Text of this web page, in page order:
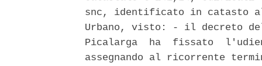
snc, identificato in catasto al
Urbano, visto: - il decreto
Picalarga  ha  fissato
assegnando al ricorrente